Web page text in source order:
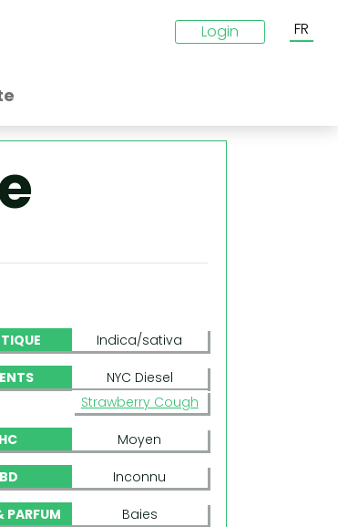
Login FR
Indica/sativa
NYC Diesel
Strawberry Cough
Moyen
Inconnu
PARFUM
Baies